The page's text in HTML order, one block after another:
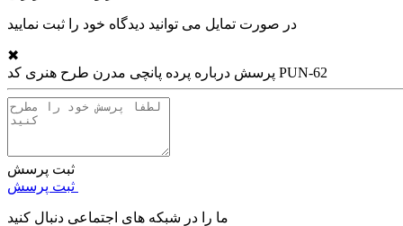
در صورت تمایل می توانید دیدگاه خود را ثبت نمایید
✖
پرسش درباره پرده پانچی مدرن طرح هنری کد PUN-62
ثبت پرسش
ما را در شبکه های اجتماعی دنبال کنید